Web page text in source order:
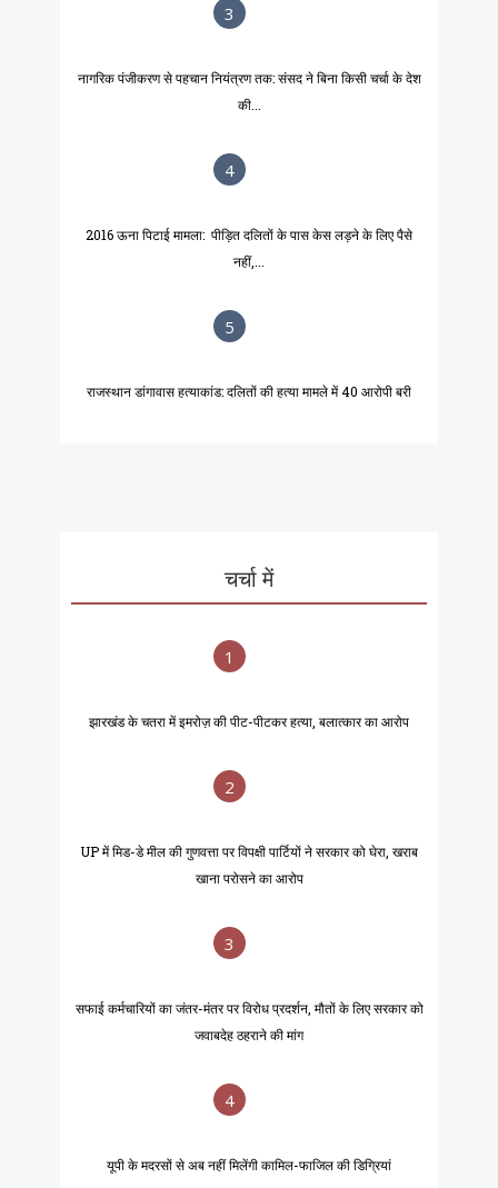
3
नागरिक पंजीकरण से पहचान नियंत्रण तक: संसद ने बिना किसी चर्चा के देश
की...
4
2016 ऊना पिटाई मामला: पीड़ित दलितों के पास केस लड़ने के लिए पैसे
नहीं,...
5
राजस्थान डांगावास हत्याकांड: दलितों की हत्या मामले में 40 आरोपी बरी
चर्चा में
1
झारखंड के चतरा में इमरोज़ की पीट-पीटकर हत्या, बलात्कार का आरोप
2
UP में मिड-डे मील की गुणवत्ता पर विपक्षी पार्टियों ने सरकार को घेरा, खराब
खाना परोसने का आरोप
3
सफाई कर्मचारियों का जंतर-मंतर पर विरोध प्रदर्शन, मौतों के लिए सरकार को
जवाबदेह ठहराने की मांग
4
यूपी के मदरसों से अब नहीं मिलेंगी कामिल-फाजिल की डिग्रियां